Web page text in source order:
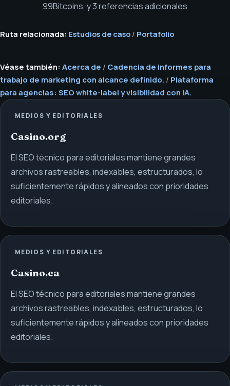
99Bitcoins, y 3 referencias adicionales
Ruta relacionada: Estudios de caso / Portafolio
Véase también: Acerca de / Cadencia de informes para
trabajo de marketing con alcance definido. / Plataforma
para agencias: SEO white-label y visibilidad con IA.
MEDIOS Y EDITORIALES
Casino.org
El SEO técnico para editoriales mantiene grandes
archivos rastreables, indexables, estructurados, lo
suficientemente rápidos y alineados con prioridades
editoriales.
MEDIOS Y EDITORIALES
Casino.ca
El SEO técnico para editoriales mantiene grandes
archivos rastreables, indexables, estructurados, lo
suficientemente rápidos y alineados con prioridades
editoriales.